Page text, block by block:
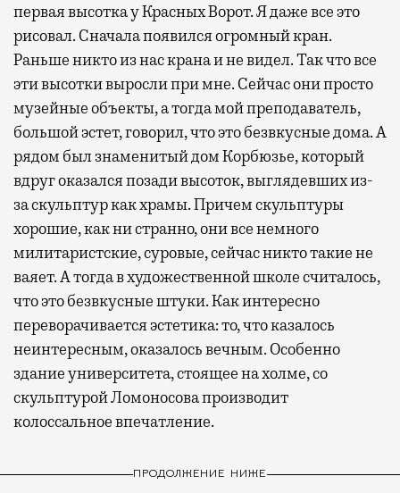
первая высотка у Красных Ворот. Я даже все это
рисовал. Сначала появился огромный кран.
Раньше никто из нас крана и не видел. Так что все
эти высотки выросли при мне. Сейчас они просто
музейные объекты, а тогда мой преподаватель,
большой эстет, говорил, что это безвкусные дома. А
рядом был знаменитый дом Корбюзье, который
вдруг оказался позади высоток, выглядевших из-
за скульптур как храмы. Причем скульптуры
хорошие, как ни странно, они все немного
милитаристские, суровые, сейчас никто такие не
ваяет. А тогда в художественной школе считалось,
что это безвкусные штуки. Как интересно
переворачивается эстетика: то, что казалось
неинтересным, оказалось вечным. Особенно
здание университета, стоящее на холме, со
скульптурой Ломоносова производит
колоссальное впечатление.
ПРОДОЛЖЕНИЕ НИЖЕ